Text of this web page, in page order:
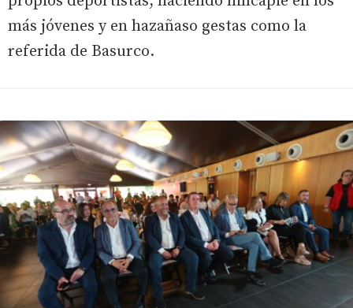
más jóvenes y en hazañaso gestas como la
referida de Basurco.